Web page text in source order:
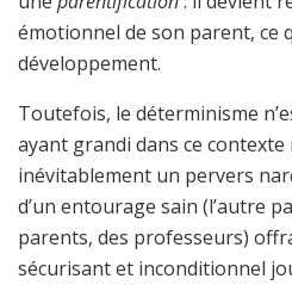
émotionnel de son parent, ce
développement.
Toutefois, le déterminisme
ayant grandi dans ce contexte
inévitablement un pervers
d’un entourage sain (l’autre
parents, des professeurs)
sécurisant et inconditionnel